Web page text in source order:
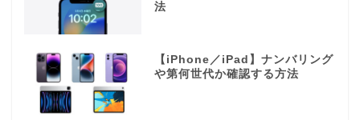
法
【iPhone／iPad】ナンバリング
や第何世代か確認する方法